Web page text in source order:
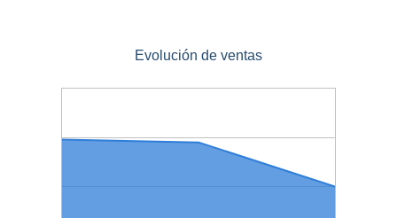
Evolución de ventas